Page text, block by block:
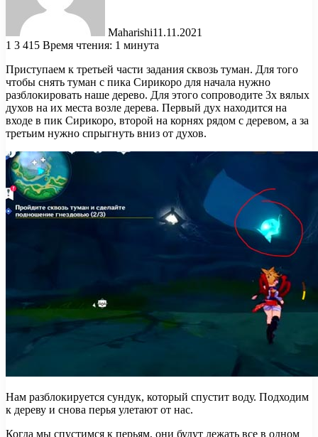
Maharishi11.11.2021
1 3 415 Время чтения: 1 минута
Приступаем к третьей части задания сквозь туман. Для того
чтобы снять туман с пика Сирикоро для начала нужно
разблокировать наше дерево. Для этого сопроводите 3х вялых
духов на их места возле дерева. Первый дух находится на
входе в пик Сирикоро, второй на корнях рядом с деревом, а за
третьим нужно спрыгнуть вниз от духов.
Нам разблокируется сундук, который спустит воду. Подходим
к дереву и снова перья улетают от нас.
Когда мы спустимся к перьям, они будут лежать все в одном